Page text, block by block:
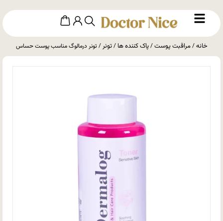
خانه/مراقبت پوست/پاک کننده ها /تونر/ تونر درمالوگ مناسب پوست حساس